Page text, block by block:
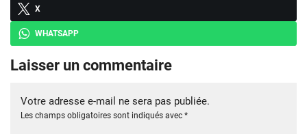
X
WHATSAPP
Laisser un commentaire
Votre adresse e-mail ne sera pas publiée.
Les champs obligatoires sont indiqués avec *